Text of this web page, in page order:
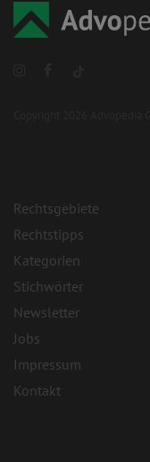
Rechtsgebiete
Rechtstipps
Kategorien
Stichwörter
Newsletter
Jobs
Impressum
Kontakt